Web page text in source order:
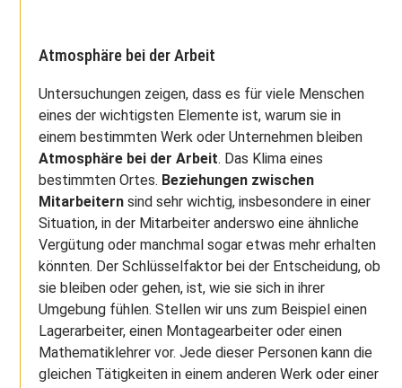
Atmosphäre bei der Arbeit
Untersuchungen zeigen, dass es für viele Menschen
eines der wichtigsten Elemente ist, warum sie in
einem bestimmten Werk oder Unternehmen bleiben
Atmosphäre bei der Arbeit. Das Klima eines
bestimmten Ortes. Beziehungen zwischen
Mitarbeitern sind sehr wichtig, insbesondere in einer
Situation, in der Mitarbeiter anderswo eine ähnliche
Vergütung oder manchmal sogar etwas mehr erhalten
könnten. Der Schlüsselfaktor bei der Entscheidung, ob
sie bleiben oder gehen, ist, wie sie sich in ihrer
Umgebung fühlen. Stellen wir uns zum Beispiel einen
Lagerarbeiter, einen Montagearbeiter oder einen
Mathematiklehrer vor. Jede dieser Personen kann die
gleichen Tätigkeiten in einem anderen Werk oder einer